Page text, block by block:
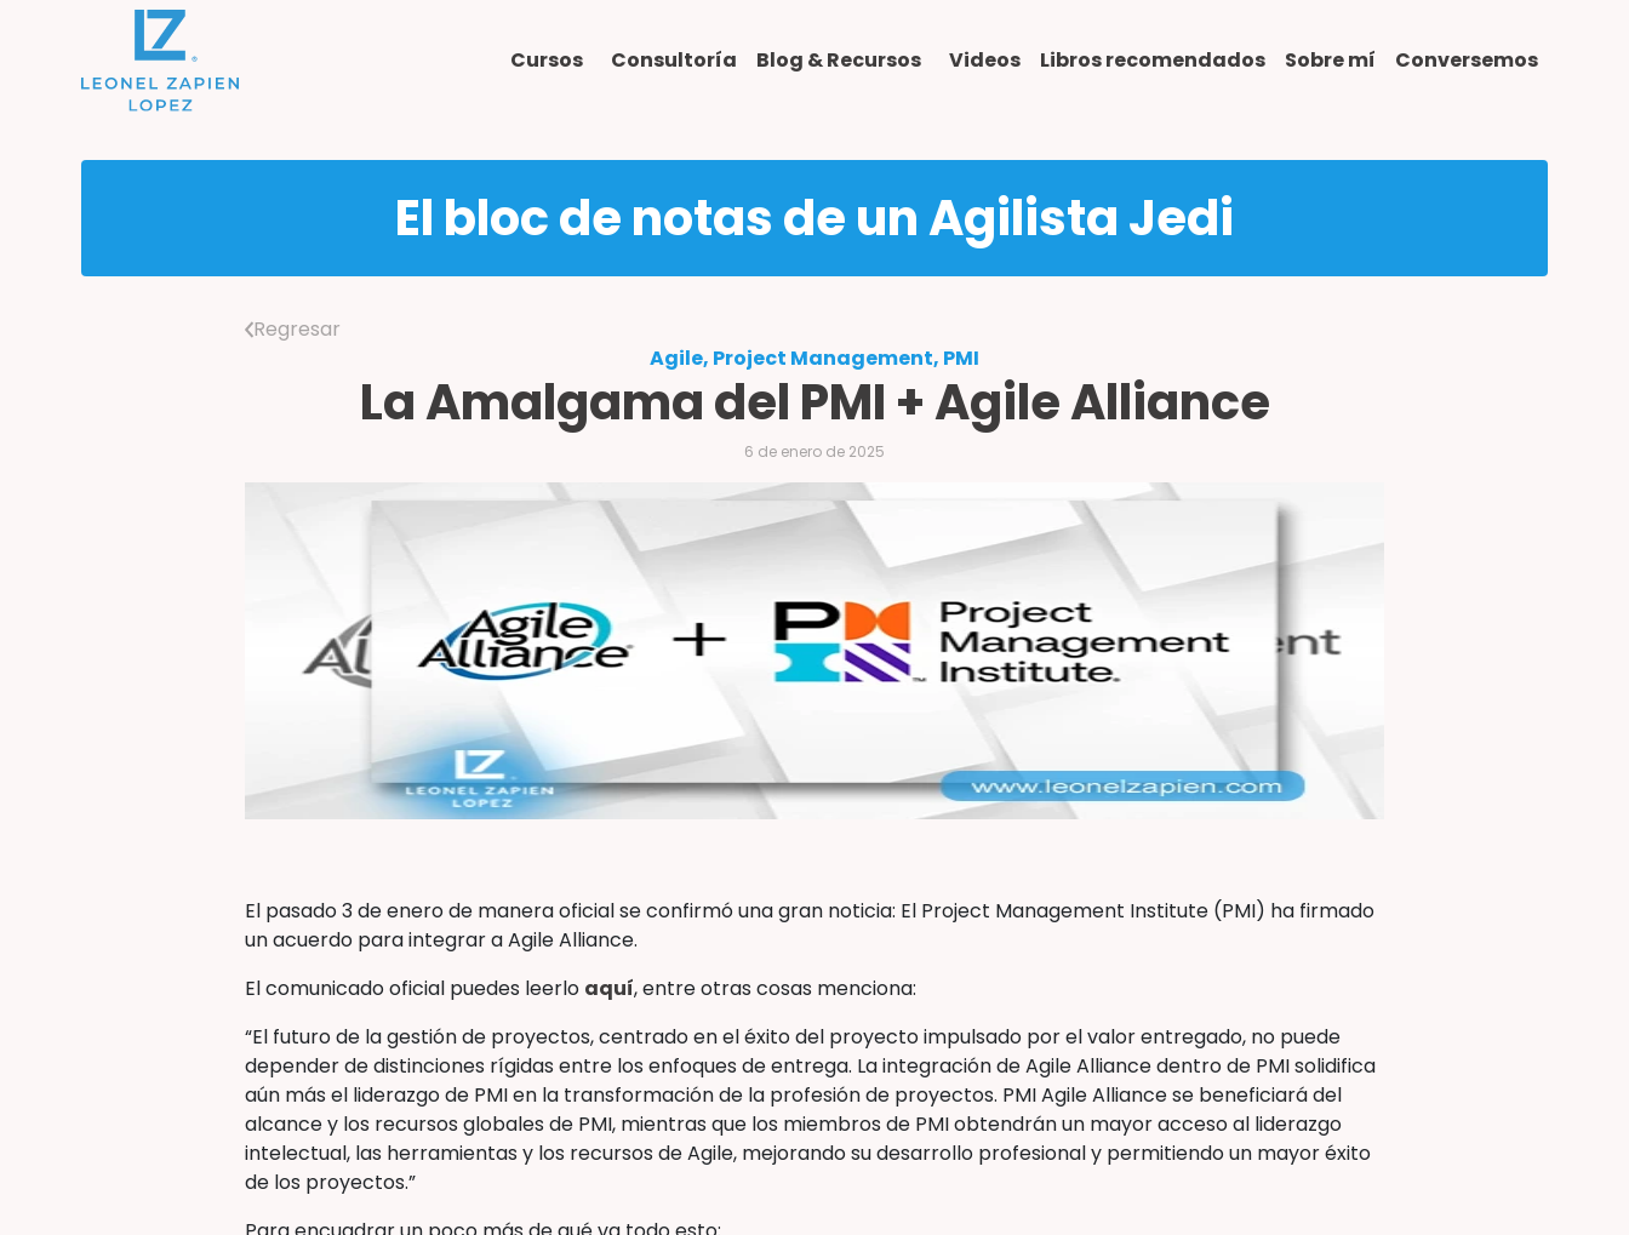
Cursos Consultoría Blog & Recursos Videos Libros recomendados Sobre mí Conversemos
El bloc de notas de un Agilista Jedi
Regresar
Agile, Project Management, PMI
La Amalgama del PMI + Agile Alliance
6 de enero de 2025
El pasado 3 de enero de manera oficial se confirmó una gran noticia: El Project Management Institute (PMI) ha firmado
un acuerdo para integrar a Agile Alliance.
El comunicado oficial puedes leerlo aquí, entre otras cosas menciona:
“El futuro de la gestión de proyectos, centrado en el éxito del proyecto impulsado por el valor entregado, no puede
depender de distinciones rígidas entre los enfoques de entrega. La integración de Agile Alliance dentro de PMI solidifica
aún más el liderazgo de PMI en la transformación de la profesión de proyectos. PMI Agile Alliance se beneficiará del
alcance y los recursos globales de PMI, mientras que los miembros de PMI obtendrán un mayor acceso al liderazgo
intelectual, las herramientas y los recursos de Agile, mejorando su desarrollo profesional y permitiendo un mayor éxito
de los proyectos.”